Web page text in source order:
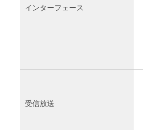
インターフェース
受信放送